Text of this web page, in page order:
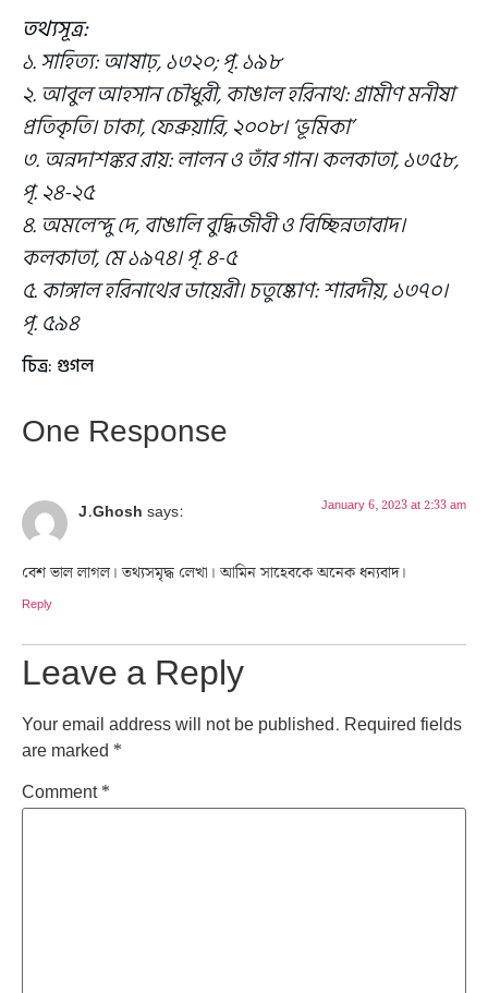
তথ্যসূত্র:
১. সাহিত্য: আষাঢ়, ১৩২০; পৃ. ১৯৮
২. আবুল আহসান চৌধুরী, কাঙাল হরিনাথ: গ্রামীণ মনীষা
প্রতিকৃতি। ঢাকা, ফেব্রুয়ারি, ২০০৮। ‘ভূমিকা’
৩. অন্নদাশঙ্কর রায়: লালন ও তাঁর গান। কলকাতা, ১৩৫৮,
পৃ. ২৪-২৫
৪. অমলেন্দু দে, বাঙালি বুদ্ধিজীবী ও বিচ্ছিন্নতাবাদ।
কলকাতা, মে ১৯৭৪। পৃ. ৪-৫
৫. কাঙ্গাল হরিনাথের ডায়েরী। চতুষ্কোণ: শারদীয়, ১৩৭০।
পৃ. ৫৯৪
চিত্র: গুগল
One Response
J.Ghosh says: January 6, 2023 at 2:33 am
বেশ ভাল লাগল। তথ্যসমৃদ্ধ লেখা। আমিন সাহেবকে অনেক ধন্যবাদ।
Reply
Leave a Reply
Your email address will not be published. Required fields
are marked *
Comment*